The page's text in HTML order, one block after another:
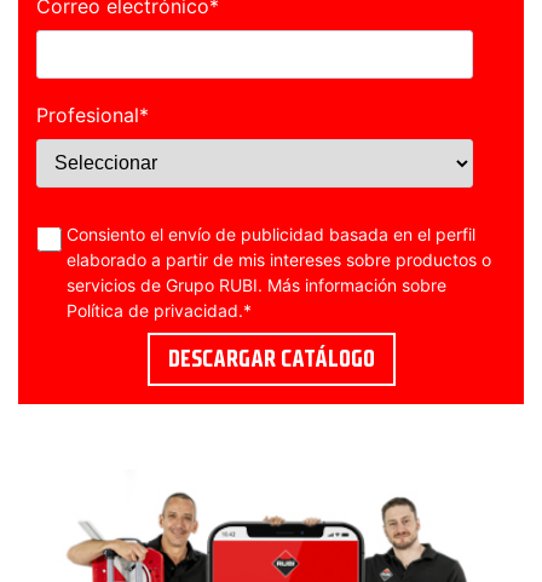
Correo electrónico*
Profesional*
Consiento el envío de publicidad basada en el perfil
elaborado a partir de mis intereses sobre productos o
servicios de Grupo RUBI. Más información sobre
Política de privacidad.*